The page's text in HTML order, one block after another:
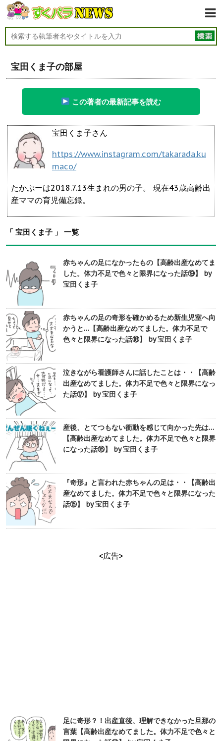
宝田くま子の部屋
この著者の最新記事を読む
宝田くま子さん
https://www.instagram.com/takarada.ku
maco/
たかぷーは2018.7.13生まれの男の子。 現在43歳高齢出
産ママの育児備忘録。
「 宝田くま子 」 一覧
赤ちゃんの足になかったもの【高齢出産なめてま
した。体力不足で色々と限界になった話⑲】 by
宝田くま子
赤ちゃんの足の奇形を確かめるため新生児室へ向
かうと…【高齢出産なめてました。体力不足で
色々と限界になった話⑱】 by 宝田くま子
泣きながら看護師さんに話したことは・・【高齢
出産なめてました。体力不足で色々と限界になっ
た話⑰】 by 宝田くま子
産後、とてつもない衝動を感じて向かった先は…
【高齢出産なめてました。体力不足で色々と限界
になった話⑯】 by 宝田くま子
『奇形』と言われた赤ちゃんの足は・・【高齢出
産なめてました。体力不足で色々と限界になった
話⑮】 by 宝田くま子
<広告>
足に奇形？！出産直後、理解できなかった旦那の
言葉【高齢出産なめてました。体力不足で色々と